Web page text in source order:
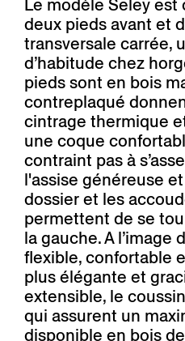
Le modèle Seley est
deux pieds avant et
transversale carrée,
d’habitude chez
pieds sont en bois
contreplaqué
cintrage thermique
une coque
contraint pas à
l'assise généreuse
dossier et les
permettent de se
la gauche. A l’image
flexible, confortable
plus élégante et
extensible, le
qui assurent un
disponible en bois